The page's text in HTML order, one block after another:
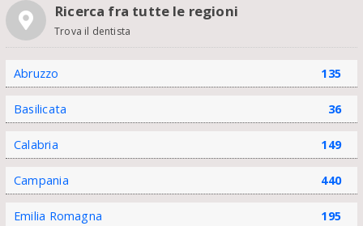
Ricerca fra tutte le regioni
Trova il dentista
Abruzzo 135
Basilicata 36
Calabria 149
Campania 440
Emilia Romagna 195